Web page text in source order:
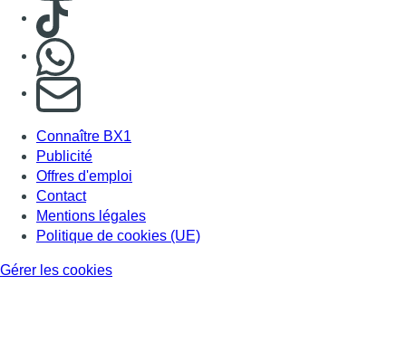
Consulter TikTok
S'abonner à notre newsletter
Connaître BX1
Publicité
Offres d'emploi
Contact
Mentions légales
Politique de cookies (UE)
Gérer les cookies